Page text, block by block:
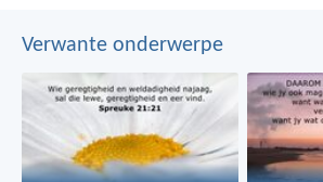
Verwante onderwerpe